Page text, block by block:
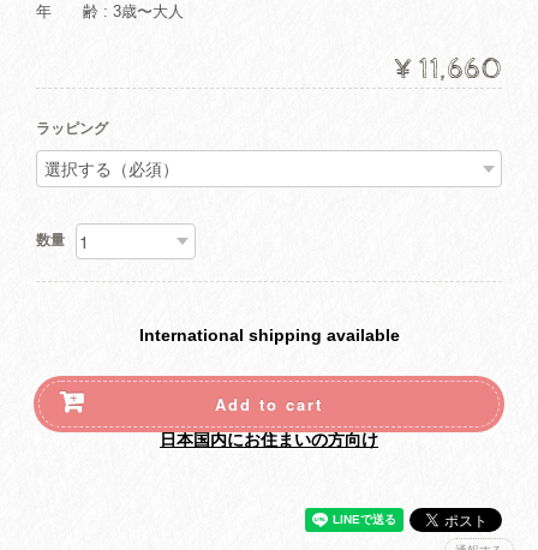
年 齢 : 3歳〜大人
¥11,660
ラッピング
数量
International shipping available
Add to cart
日本国内にお住まいの方向け